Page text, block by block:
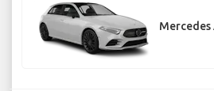
Mercedes